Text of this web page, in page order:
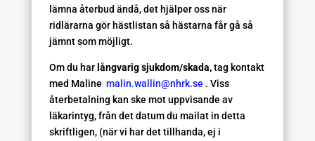
lämna återbud ändå, det hjälper oss när
ridlärarna gör hästlistan så hästarna får gå så
jämnt som möjligt.
Om du har långvarig sjukdom/skada,tag kontakt
med Maline malin.wallin@nhrk.se . Viss
återbetalning kan ske mot uppvisande av
läkarintyg, från det datum du mailat in detta
skriftligen, (när vi har det tillhanda, ej i